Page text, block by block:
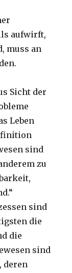
aufwirft,
muss an
Sicht der
Leben
sind
zu
sind
die
die
sind
deren